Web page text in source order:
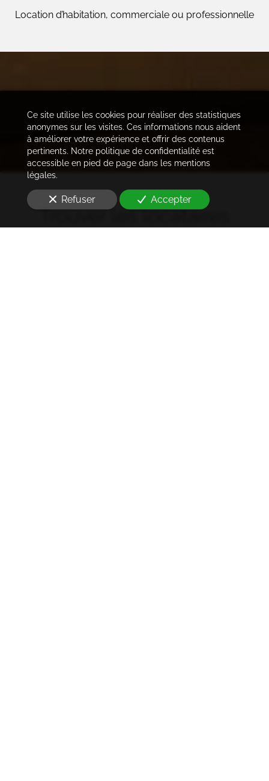
Location d’habitation, commerciale ou professionnelle
Trouver les locataires
Ce site utilise les cookies pour réaliser des statistiques
anonymes sur les visites. Ces informations nous aident
à améliorer votre expérience et offrir des contenus
pertinents. Notre politique de confidentialité est
accessible en pied de page dans les mentions
légales.
Refuser Accepter